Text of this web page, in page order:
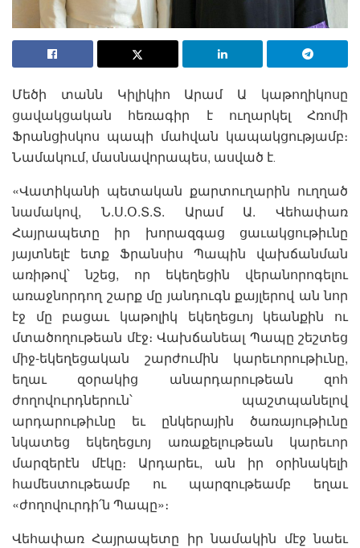
Մեծի տանն Կիլիկիո Արամ Ա կաթողիկոսը
ցավակցական հեռագիր է ուղարկել Հռոմի
Ֆրանցիսկոս պապի մահվան կապակցությամբ։
Նամակում, մասնավորապես, ասված է․
«Վատիկանի պետական քարտուղարին ուղղած
նամակով, Ն.Ս.Օ.Տ.Տ. Արամ Ա. Վեհափառ
Հայրապետը իր խորազգաց ցաւակցութիւնը
յայտնելէ ետք Ֆրանսիս Պապին վախճանման
առիթով՝ նշեց, որ եկեղեցին վերանորոգելու
առաջնորդող շարք մը յանդուգն քայլերով ան նոր
էջ մը բացաւ կաթոլիկ եկեղեցւոյ կեանքին ու
մտածողութեան մէջ։ Վախճանեալ Պապը շեշտեց
միջ-եկեղեցական շարժումին կարեւորութիւնը,
եղաւ զօրակից անարդարութեան զոհ
ժողովուրդներուն՝ պաշտպանելով
արդարութիւնը եւ ընկերային ծառայութիւնը
նկատեց եկեղեցւոյ առաքելութեան կարեւոր
մարզերէն մէկը։ Արդարեւ, ան իր օրինակելի
համեստութեամբ ու պարզութեամբ եղաւ
«ժողովուրդի՛ն Պապը»։
Վեհափառ Հայրապետը իր նամակին մէջ նաեւ